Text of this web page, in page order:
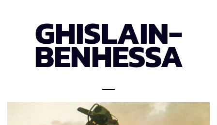
GHISLAIN-
BENHESSA